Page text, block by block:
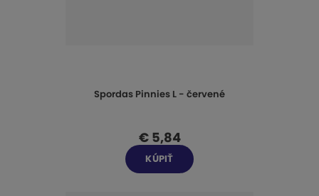
Spordas Pinnies L - červené
€ 5,84
KÚPIŤ